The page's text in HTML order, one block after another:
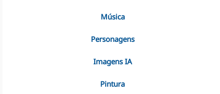
Música
Personagens
Imagens IA
Pintura